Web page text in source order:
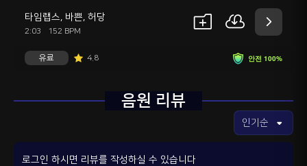
타임랩스, 바쁜, 허당
2:03 152 BPM
안전 100%
유료 4.8
음원 리뷰
로그인 하시면 리뷰를 작성하실 수 있습니다